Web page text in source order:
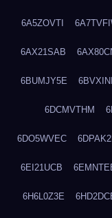
6A5ZOVTI
6AX21SAB
6BUMJY5E
6DCMVTHM
6DO5WVEC
6EI21UCB
6H6L0Z3E